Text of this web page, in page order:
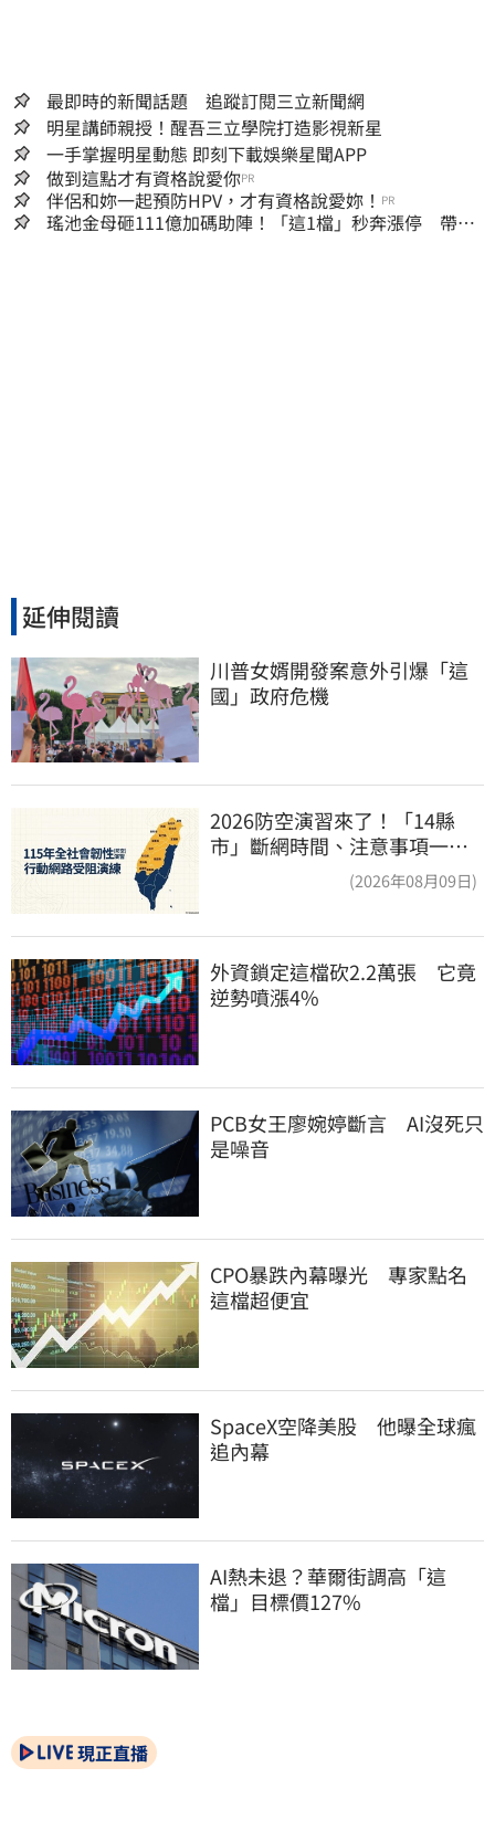
最即時的新聞話題 追蹤訂閱三立新聞網
明星講師親授！醒吾三立學院打造影視新星
一手掌握明星動態 即刻下載娛樂星聞APP
做到這點才有資格說愛你PR
伴侶和妳一起預防HPV，才有資格說愛妳！ PR
瑤池金母砸111億加碼助陣！「這1檔」秒奔漲停 帶領
延伸閱讀
川普女婿開發案意外引爆「這
國」政府危機
2026防空演習來了！「14縣
市」斷網時間、注意事項一次
(2026年08月09日)
外資鎖定這檔砍2.2萬張　它竟
逆勢噴漲4%
PCB女王廖婉婷斷言　AI沒死只
是噪音
CPO暴跌內幕曝光　專家點名
這檔超便宜
SpaceX空降美股　他曝全球瘋
追內幕
AI熱未退？華爾街調高「這
檔」目標價127%
現正直播